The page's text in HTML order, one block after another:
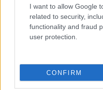
I want to allow Google
related to security,
functionality and fraud
user protection.
CONFIRM
Cook kapitány
15 éve
szabad elrontani
egy jó vaj mellé sem kell